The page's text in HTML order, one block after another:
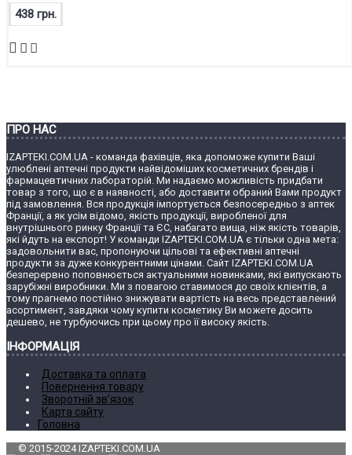
438 грн.
ПРО НАС
IZAPTEKI.COM.UA - команда фахівців, яка допоможе купити Ваші
улюблені аптечні продукти найвідоміших косметичних брендів і
фармацевтичних лабораторій. Ми надаємо можливість придбати
товар з того, що є в наявності, або доставити обраний Вами продукт
під замовлення. Вся продукція імпортується безпосередньо з аптек
Франції, а як усім відомо, якість продукції, виробленої для
внутрішнього ринку Франції та ЄС, набагато вища, ніж якість товарів,
які йдуть на експорт! У команди IZAPTEKI.COM.UA є тільки одна мета:
задовольнити вас, пропонуючи цільові та ефективні аптечні
продукти за дуже конкурентними цінами. Сайт IZAPTEKI.COM.UA
безперервно поповнюється актуальними новинками, які випускають
зарубіжні виробники. Ми з повагою ставимося до своїх клієнтів, а
тому прагнемо постійно знижувати вартість на весь представлений
асортимент, завдяки чому купити косметику Ви можете досить
дешево, не турбуючись при цьому про її високу якість.
ІНФОРМАЦІЯ
Доставка та оплата
Повернення товару
Зворотній зв’язок
Карта сайту
Головна
© 2015-2024 IZAPTEKI.COM.UA